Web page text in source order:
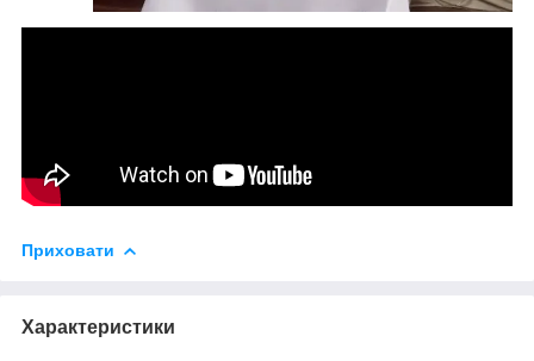
Приховати
Характеристики